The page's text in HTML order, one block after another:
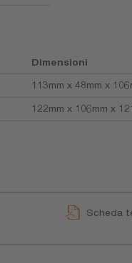
Dimensioni
113mm x 48mm x
122mm x 106mm x
Scheda